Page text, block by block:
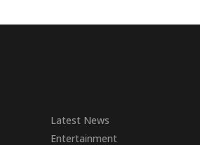
Latest News
Entertainment